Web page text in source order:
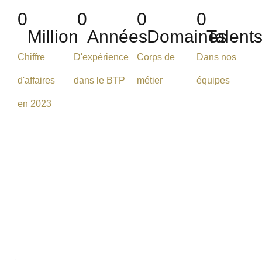
Chiffre
d'affaires
en 2023
0
Million
D'expérience
dans le BTP
0
Années
Corps de
métier
0
Domaines
Dans nos
équipes
0
Talents